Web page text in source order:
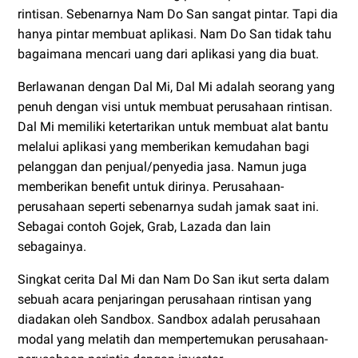
rintisan. Sebenarnya Nam Do San sangat pintar. Tapi dia
hanya pintar membuat aplikasi. Nam Do San tidak tahu
bagaimana mencari uang dari aplikasi yang dia buat.
Berlawanan dengan Dal Mi, Dal Mi adalah seorang yang
penuh dengan visi untuk membuat perusahaan rintisan.
Dal Mi memiliki ketertarikan untuk membuat alat bantu
melalui aplikasi yang memberikan kemudahan bagi
pelanggan dan penjual/penyedia jasa. Namun juga
memberikan benefit untuk dirinya. Perusahaan-
perusahaan seperti sebenarnya sudah jamak saat ini.
Sebagai contoh Gojek, Grab, Lazada dan lain
sebagainya.
Singkat cerita Dal Mi dan Nam Do San ikut serta dalam
sebuah acara penjaringan perusahaan rintisan yang
diadakan oleh Sandbox. Sandbox adalah perusahaan
modal yang melatih dan mempertemukan perusahaan-